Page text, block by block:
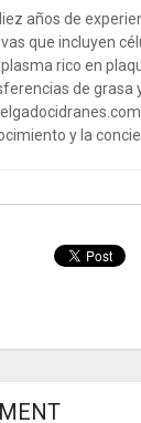
años de
que incluyen
rico en
de grasa
y la